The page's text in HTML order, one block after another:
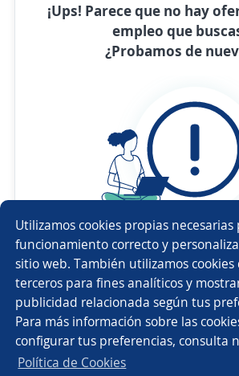
Utilizamos cookies propias necesarias
funcionamiento correcto y
sitio web. También utilizamos cookies
terceros para fines analíticos y
publicidad relacionada según tus
Para más información sobre las
configurar tus preferencias, consulta
Política de Cookies
¡Ups! Parece que no hay
empleo que
¿Probamos de
Revisala ortografía
Usa sinónimos o cargosmás
Ajusta los filtros seleccionados
O crea una alertay te avisamos
vacante con tus criterios